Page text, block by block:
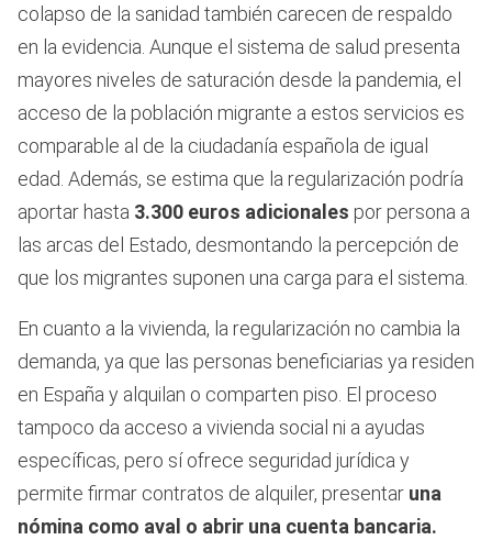
colapso de la sanidad también carecen de respaldo
en la evidencia. Aunque el sistema de salud presenta
mayores niveles de saturación desde la pandemia, el
acceso de la población migrante a estos servicios es
comparable al de la ciudadanía española de igual
edad. Además, se estima que la regularización podría
aportar hasta 3.300 euros adicionales por persona a
las arcas del Estado, desmontando la percepción de
que los migrantes suponen una carga para el sistema.
En cuanto a la vivienda, la regularización no cambia la
demanda, ya que las personas beneficiarias ya residen
en España y alquilan o comparten piso. El proceso
tampoco da acceso a vivienda social ni a ayudas
específicas, pero sí ofrece seguridad jurídica y
permite firmar contratos de alquiler, presentar una
nómina como aval o abrir una cuenta bancaria.